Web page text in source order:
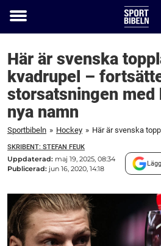
Toggle
Här är svenska
kvadrupel –
storsatsningen med
nya namn
Sportbibeln » Hockey »
SKRIBENT: STEFAN FEUK
Uppdaterad: maj 19, 2025, 08:34
Publicerad: jun 16, 2020, 14:18